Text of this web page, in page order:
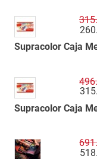
Supracolor Caja
Supracolor Caja